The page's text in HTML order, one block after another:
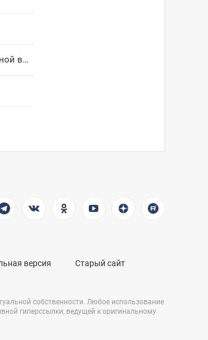
Десятки мероприятий проведут на Чукотке к юбилею Победы в Великой Отечественной войне
версия Старый сайт
собственности. Любое использование
гиперссылки, ведущей к оригинальному